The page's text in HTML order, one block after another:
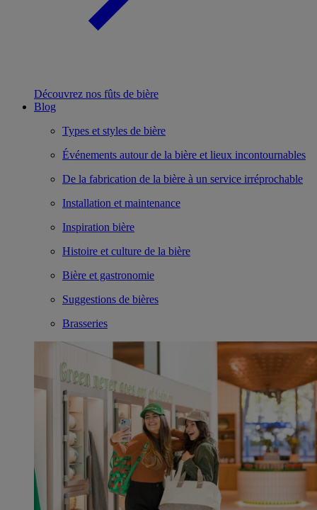
Découvrez nos fûts de bière
Blog
Types et styles de bière
Événements autour de la bière et lieux incontournables
De la fabrication de la bière à un service irréprochable
Installation et maintenance
Inspiration bière
Histoire et culture de la bière
Bière et gastronomie
Suggestions de bières
Brasseries